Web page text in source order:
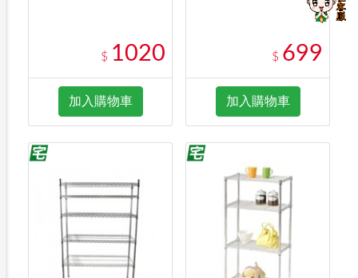
$ 1020
加入購物車
$ 699
加入購物車